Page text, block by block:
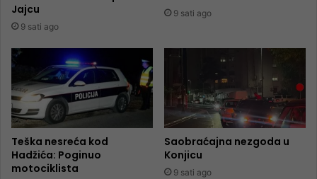
Jajcu
9 sati ago
9 sati ago
Teška nesreća kod
Hadžića: Poginuo
motociklista
Saobraćajna nezgoda u
Konjicu
9 sati ago